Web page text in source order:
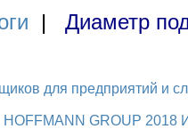
| Диаметр
для предприятий и
HOFFMANN GROUP 2018